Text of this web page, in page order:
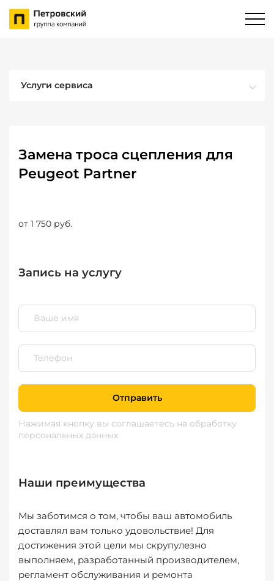
Услуги сервиса
Замена троса сцепления для
Peugeot Partner
от 1 750 руб.
Запись на услугу
Отправить
Нажимая кнопку вы соглашаетесь на обработку
персональных данных
Наши преимущества
Мы заботимся о том, чтобы ваш автомобиль
доставлял вам только удовольствие! Для
достижения этой цели мы скрупулезно
выполняем, разработанный производителем,
регламент обслуживания и ремонта